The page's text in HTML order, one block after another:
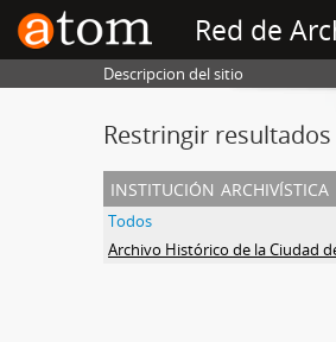
Red de
Descripcion del sitio
Restringir
institución archivística
Todos